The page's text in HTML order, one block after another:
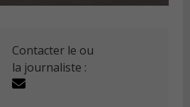
Contacter le ou
la journaliste :